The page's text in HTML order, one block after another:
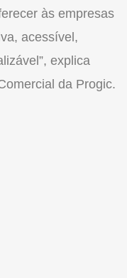
às empresas
acessível,
explica
da Progic.